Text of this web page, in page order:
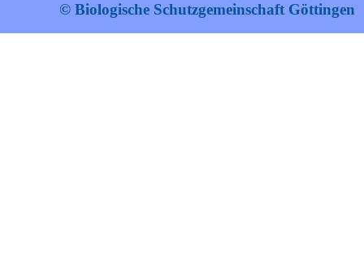
© Biologische Schutzgemeinschaft Göttingen